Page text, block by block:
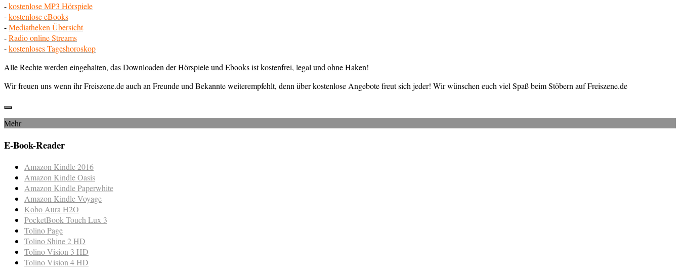
-kostenlose MP3 Hörspiele
-kostenlose eBooks
-Mediatheken Übersicht
-Radio online Streams
-kostenloses Tageshoroskop
Alle Rechte werden eingehalten, das Downloaden der Hörspiele und Ebooks ist kostenfrei, legal und ohne Haken!
Wir freuen uns wenn ihr Freiszene.de auch an Freunde und Bekannte weiterempfehlt, denn über kostenlose Angebote freut sich jeder! Wir wünschen euch viel Spaß beim Stöbern auf Freiszene.de
Mehr
E-Book-Reader
Amazon Kindle 2016
Amazon Kindle Oasis
Amazon Kindle Paperwhite
Amazon Kindle Voyage
Kobo Aura H2O
PocketBook Touch Lux 3
Tolino Page
Tolino Shine 2 HD
Tolino Vision 3 HD
Tolino Vision 4 HD